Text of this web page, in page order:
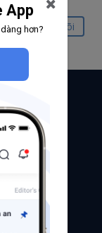
Theo dõi
App
hơn?